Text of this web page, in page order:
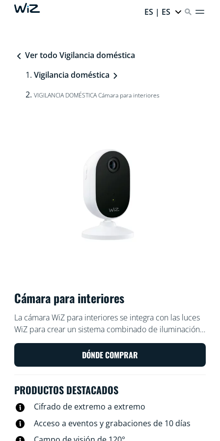
ES | ES
Ver todo Vigilancia doméstica
Vigilancia doméstica
VIGILANCIA DOMÉSTICA Cámara para interiores
Cámara para interiores
La cámara WiZ para interiores se integra con las luces
WiZ para crear un sistema combinado de iluminación y
vigilancia del hogar. Coloca la cámara en el lugar que
prefieras y actívala a través de la detección de
movimiento, la detección de sonido o la aplicación
audio bidireccional para disuadir a los intrusos o para
ofrece un control total tanto en casa como en
exteriores con nuestra aplicación de control de
iluminación y seguridad integrada. Enciende las luces,
DÓNDE COMPRAR
PRODUCTOS DESTACADOS
Cifrado de extremo a extremo
Acceso a eventos y grabaciones de 10 días